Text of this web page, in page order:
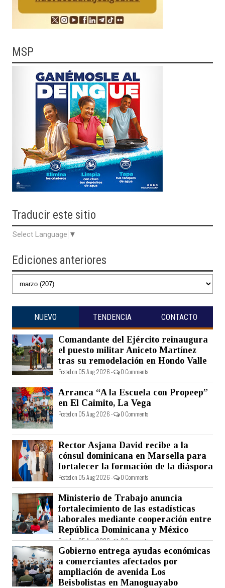
MSP
Traducir este sitio
Select Language ▼
Ediciones anteriores
NUEVO TENDENCIA CONTACTO
Comandante del Ejército reinaugura
el puesto militar Aniceto Martínez
tras su remodelación en Hondo Valle
Posted on 05 Aug 2026 - 0 Comments
Arranca “A la Escuela con Propeep”
en El Caimito, La Vega
Posted on 05 Aug 2026 - 0 Comments
Rector Asjana David recibe a la
cónsul dominicana en Marsella para
fortalecer la formación de la diáspora
Posted on 05 Aug 2026 - 0 Comments
Ministerio de Trabajo anuncia
fortalecimiento de las estadísticas
laborales mediante cooperación entre
República Dominicana y México
Posted on 05 Aug 2026 - 0 Comments
Gobierno entrega ayudas económicas
a comerciantes afectados por
ampliación de avenida Los
Beisbolistas en Manoguayabo